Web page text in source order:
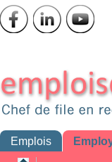
Emplois